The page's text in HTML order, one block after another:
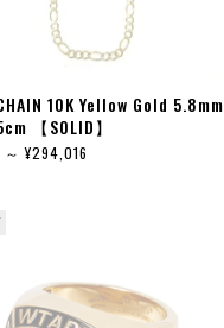
10K Yellow Gold 5.8mm
【SOLID】
¥294,016